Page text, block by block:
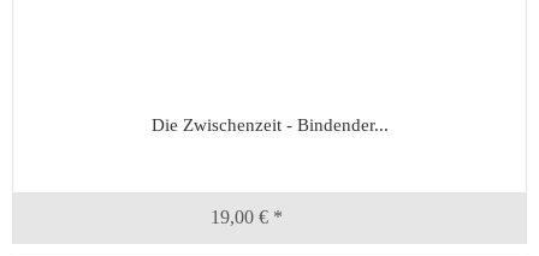
Die Zwischenzeit - Bindender...
19,00 € *